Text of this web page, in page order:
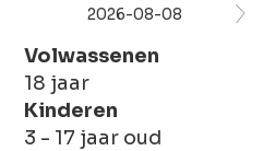
2026-08-08
Volwassenen
18 jaar
Kinderen
3 - 17 jaar oud